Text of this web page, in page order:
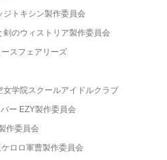
トキシン製作委員会
のウィストリア製作委員会
スフェアリーズ
学院スクールアイドルクラブ
ー EZY製作委員会
作委員会
ロロ軍曹製作委員会